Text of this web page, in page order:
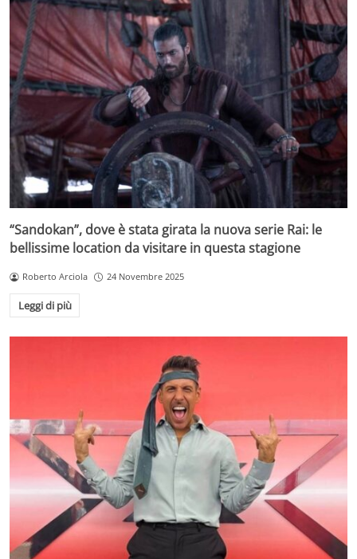
“Sandokan”, dove è stata girata la nuova serie Rai: le
bellissime location da visitare in questa stagione
Roberto Arciola 24 Novembre 2025
Leggi di più